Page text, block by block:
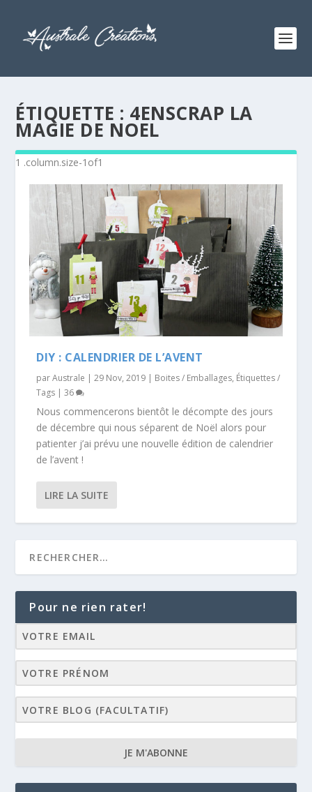
ÉTIQUETTE : 4ENSCRAP LA
MAGIE DE NOEL
DIY : CALENDRIER DE L’AVENT
parAustrale |29 Nov, 2019 | Boites / Emballages, Étiquettes /
Tags |36
Nous commencerons bientôt le décompte des jours
de décembre qui nous séparent de Noël alors pour
patienter j’ai prévu une nouvelle édition de calendrier
de l’avent !
LIRE LA SUITE
Pour ne rien rater!
JE M'ABONNE